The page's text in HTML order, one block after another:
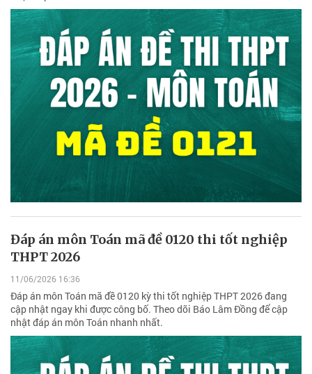
Đáp án môn Toán mã đề 0120 thi tốt nghiệp
THPT 2026
11/06/2026 16:36
Đáp án môn Toán mã đề 0120 kỳ thi tốt nghiệp THPT 2026 đang
cập nhật ngay khi được công bố. Theo dõi Báo Lâm Đồng để cập
nhật đáp án môn Toán nhanh nhất.